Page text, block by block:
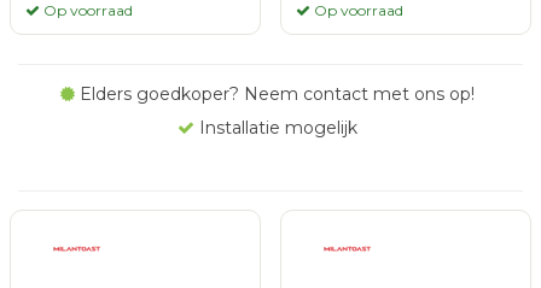
Op voorraad Op voorraad
Elders goedkoper? Neem contact met ons op!
Installatie mogelijk